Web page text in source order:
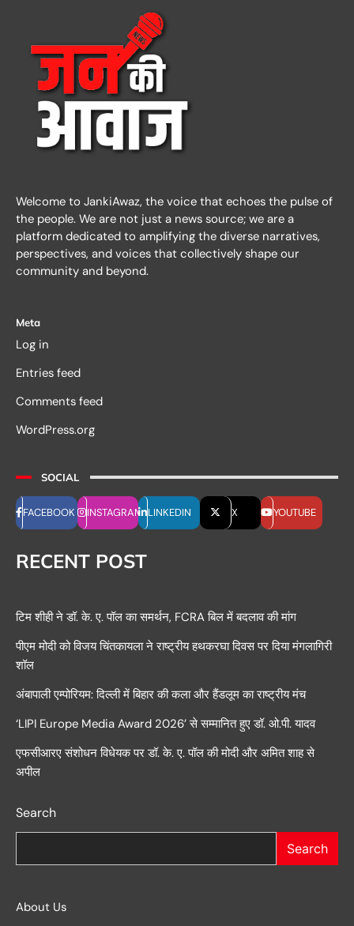
Welcome to JankiAwaz, the voice that echoes the pulse of
the people. We are not just a news source; we are a
platform dedicated to amplifying the diverse narratives,
perspectives, and voices that collectively shape our
community and beyond.
Meta
Log in
Entries feed
Comments feed
WordPress.org
SOCIAL
FACEBOOK INSTAGRAM LINKEDIN X YOUTUBE
RECENT POST
टिम शीही ने डॉ. के. ए. पॉल का समर्थन, FCRA बिल में बदलाव की मांग
पीएम मोदी को विजय चिंतकायला ने राष्ट्रीय हथकरघा दिवस पर दिया मंगलागिरी
शॉल
अंबापाली एम्पोरियम: दिल्ली में बिहार की कला और हैंडलूम का राष्ट्रीय मंच
‘LIPI Europe Media Award 2026’ से सम्मानित हुए डॉ. ओ.पी. यादव
एफसीआरए संशोधन विधेयक पर डॉ. के. ए. पॉल की मोदी और अमित शाह से
अपील
Search
Search
About Us